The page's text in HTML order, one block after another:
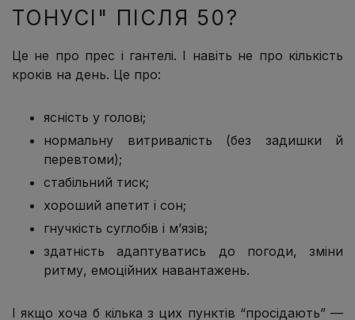
ТОНУСІ" ПІСЛЯ 50?
Це не про прес і гантелі. І навіть не про кількість
кроків на день. Це про:
ясність у голові;
нормальну витривалість (без задишки й
перевтоми);
стабільний тиск;
хороший апетит і сон;
гнучкість суглобів і м’язів;
здатність адаптуватись до погоди, зміни
ритму, емоційних навантажень.
І якщо хоча б кілька з цих пунктів “просідають” —